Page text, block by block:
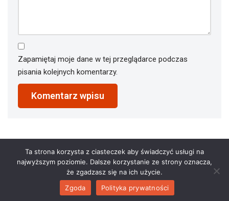
Zapamiętaj moje dane w tej przeglądarce podczas
pisania kolejnych komentarzy.
2023 © restauracjaathena.pl. All Rights Reserved.
Ta strona korzysta z ciasteczek aby świadczyć usługi na
najwyższym poziomie. Dalsze korzystanie ze strony oznacza,
że zgadzasz się na ich użycie.
Zgoda
Polityka prywatności